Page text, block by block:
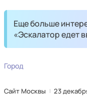
Еще больше
«Эскалатор едет
Город
Сайт Москвы 23